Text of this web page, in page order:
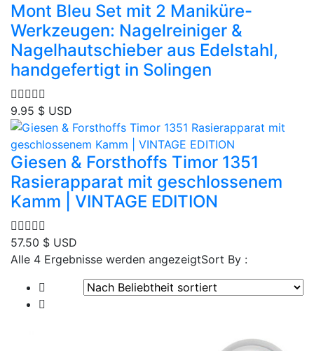
Mont Bleu Set mit 2 Maniküre-
Werkzeugen: Nagelreiniger &
Nagelhautschieber aus Edelstahl,
handgefertigt in Solingen
9.95 $ USD
Giesen & Forsthoffs Timor 1351
Rasierapparat mit geschlossenem
Kamm | VINTAGE EDITION
57.50 $ USD
Alle 4 Ergebnisse werden angezeigtNach
Beliebtheit
sortiert
Sort By :